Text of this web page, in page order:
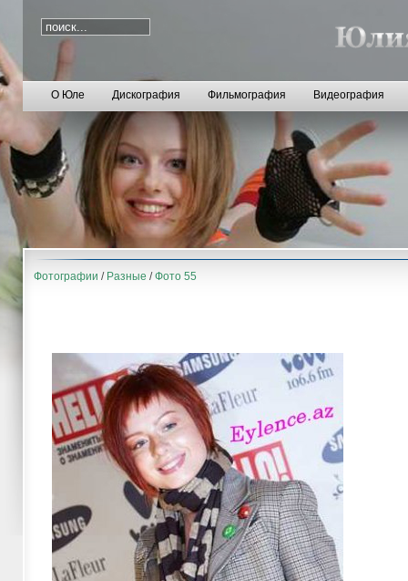
О Юле Дискография Фильмография Видеография
Фотографии / Разные /Фото 55